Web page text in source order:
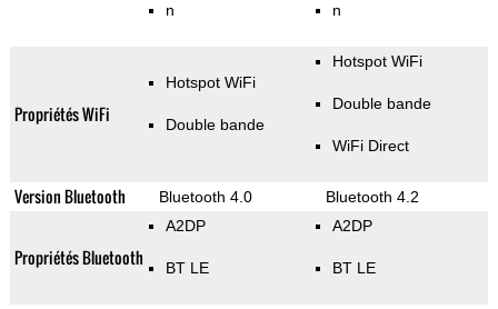
n n
Propriétés WiFi
Hotspot WiFi
Double bande
Hotspot WiFi
Double bande
WiFi Direct
Version Bluetooth Bluetooth 4.0 Bluetooth 4.2
Propriétés Bluetooth
A2DP
BT LE
A2DP
BT LE